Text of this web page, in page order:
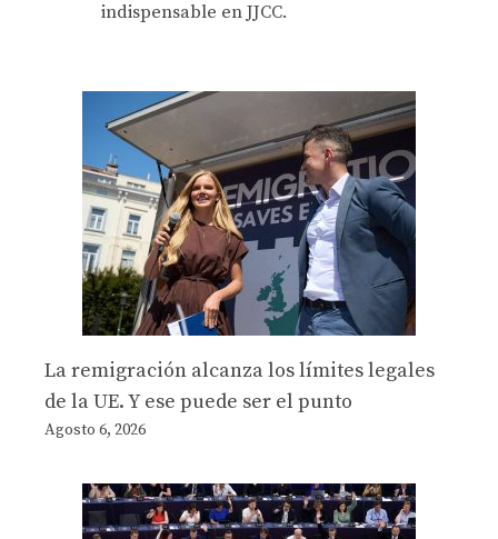
indispensable en JJCC.
La remigración alcanza los límites legales
de la UE. Y ese puede ser el punto
Agosto 6, 2026